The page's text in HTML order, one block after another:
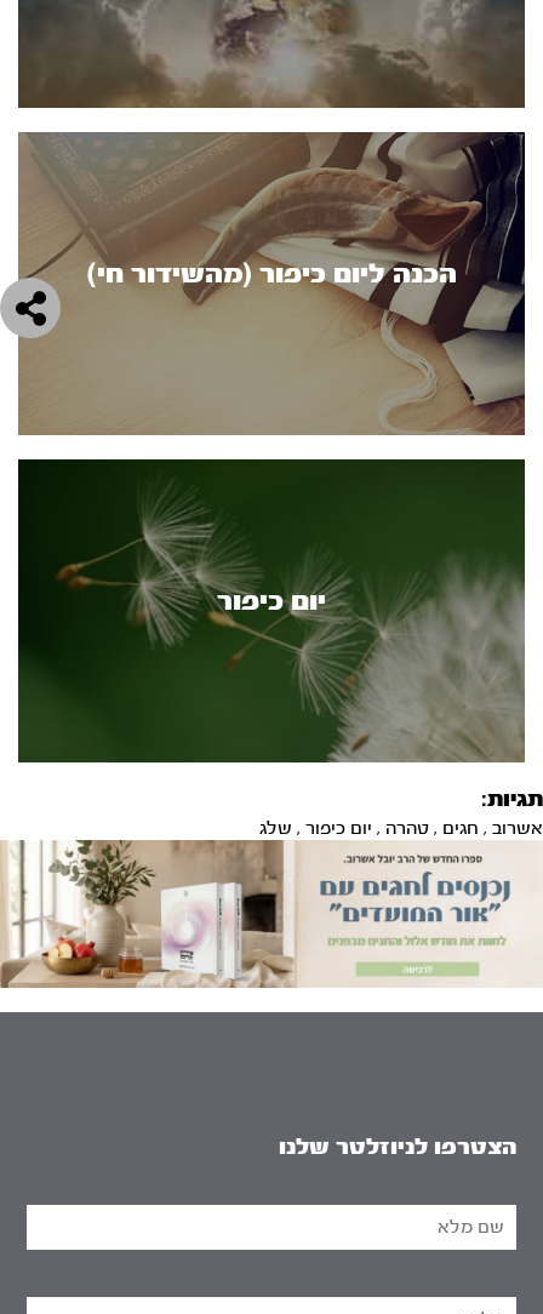
הכנה ליום כיפור (מהשידור חי)
יום כיפור
תגיות:
אשרוב , חגים , טהרה , יום כיפור , שלג
הצטרפו לניוזלטר שלנו